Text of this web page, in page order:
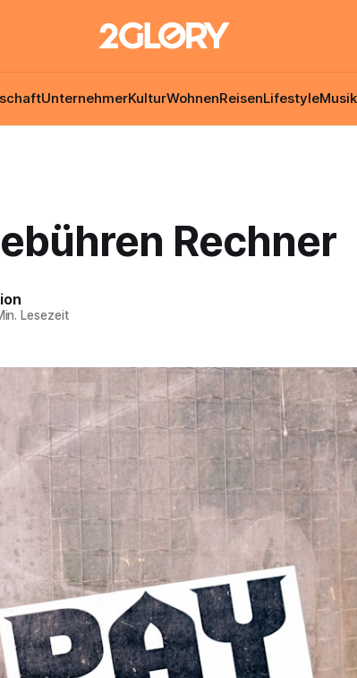
UnternehmerKulturWohnenReisenLifestyleMusik
Rechner
Lesezeit